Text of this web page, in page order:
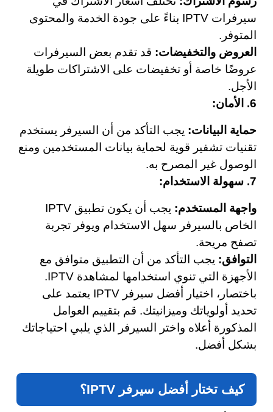
سيرفرات IPTV بناءً على جودة الخدمة والمحتوى
المتوفر.
العروض والتخفيضات: قد تقدم بعض السيرفرات
عروضًا خاصة أو تخفيضات على الاشتراكات طويلة
الأجل.
6. الأمان:
حماية البيانات: يجب التأكد من أن السيرفر يستخدم
تقنيات تشفير قوية لحماية بيانات المستخدمين ومنع
الوصول غير المصرح به.
7. سهولة الاستخدام:
واجهة المستخدم:
يجب أن يكون تطبيق IPTV
الخاص بالسيرفر سهل الاستخدام ويوفر تجربة
تصفح مريحة.
التوافق: يجب التأكد من أن التطبيق متوافق مع
الأجهزة التي تنوي استخدامها لمشاهدة IPTV.
باختصار، اختيار أفضل سيرفر IPTV يعتمد على
تحديد أولوياتك وميزانيتك. قم بتقييم العوامل
المذكورة أعلاه واختر السيرفر الذي يلبي احتياجاتك
بشكل أفضل.
كيف تختار أفضل سيرفر IPTV؟